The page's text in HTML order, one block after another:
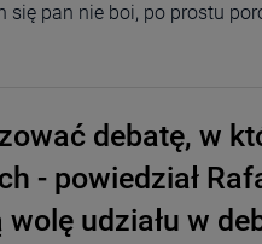
się pan nie boi, po prostu
debatę, w
- powiedział
udziału w